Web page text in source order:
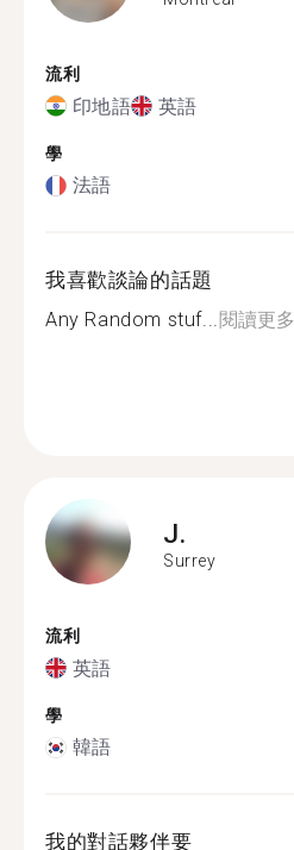
流利
印地語 英語
學
法語
我喜歡談論的話題
Any Random stuf...閱讀更多
J.
Surrey
流利
英語
學
韓語
我的對話夥伴要